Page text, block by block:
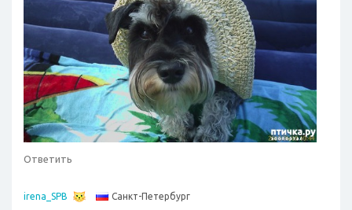
Ответить
irena_SPB Санкт-Петербург